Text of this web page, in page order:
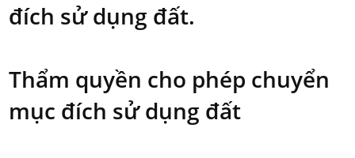
đích sử dụng đất.
Thẩm quyền cho phép chuyển
mục đích sử dụng đất